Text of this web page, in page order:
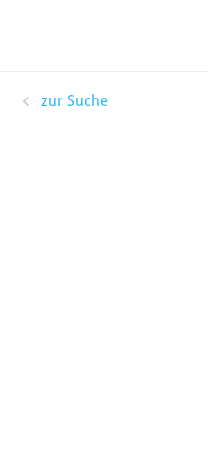
zur Suche